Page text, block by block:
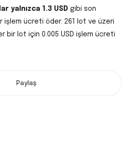
yalnızca 1.3 USD gibi son
ücreti öder. 261 lot ve üzeri
bir lot için 0.005 USD işlem ücreti
Paylaş